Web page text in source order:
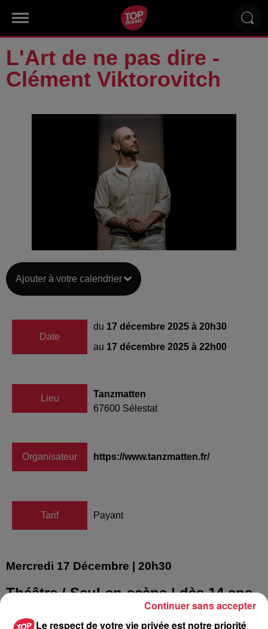
L'Art de ne pas dire -
Clément Viktorovitch
Ajouter à votre calendrier
Date
du 17 décembre 2025 à 20h30
au 17 décembre 2025 à 22h00
Lieu
Tanzmatten
67600 Sélestat
Organisateur https://www.tanzmatten.fr/
Tarif Payant
Mercredi 17 Décembre | 20h30
Théâtre / Seul-en-scène| dès 14 ans
Le respect de votre vie privée est notre priorité
Continuer sans accepter